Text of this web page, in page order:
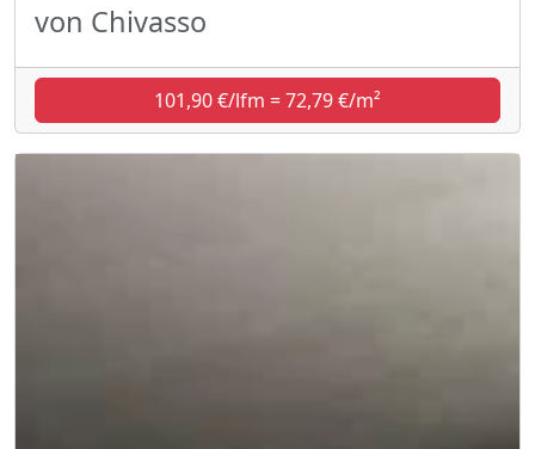
von Chivasso
101,90 €/lfm = 72,79 €/m²